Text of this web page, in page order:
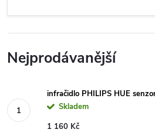
Nejprodávanější
infračidlo PHILIPS HUE
Skladem
1 160 Kč